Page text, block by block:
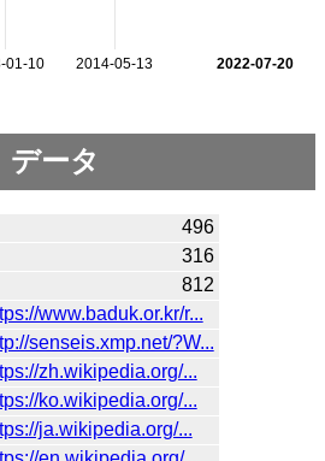
01-10 2014-05-13 2022-07-20
データ
496
316
812
www.baduk.or.kr/r...
senseis.xmp.net/?W...
zh.wikipedia.org/...
ko.wikipedia.org/...
ja.wikipedia.org/...